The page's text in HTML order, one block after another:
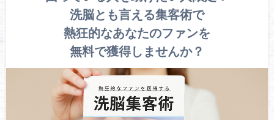
洗脳とも言える集客術で
熱狂的なあなたのファンを
無料で獲得しませんか？